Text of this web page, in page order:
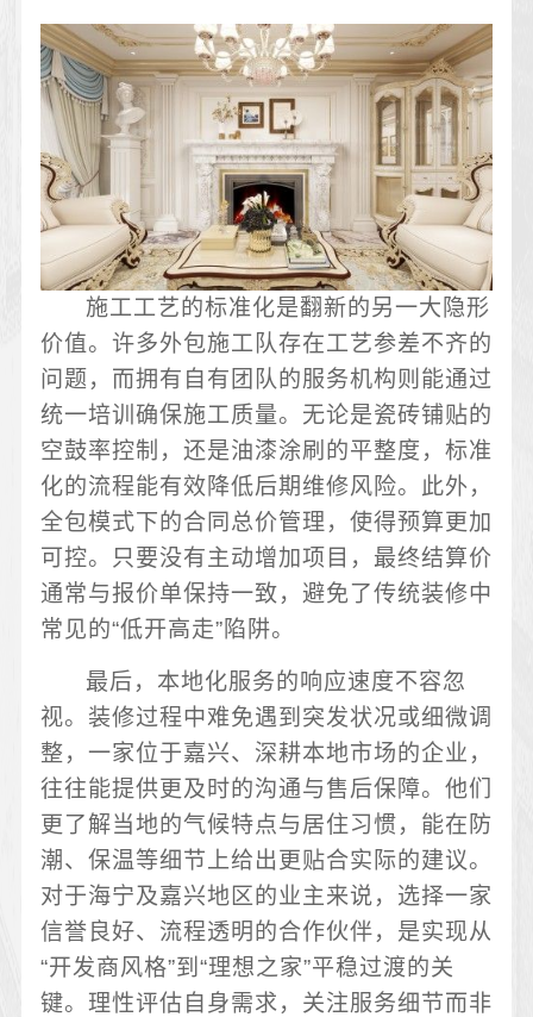
施工工艺的标准化是翻新的另一大隐形
价值。许多外包施工队存在工艺参差不齐的
问题，而拥有自有团队的服务机构则能通过
统一培训确保施工质量。无论是瓷砖铺贴的
空鼓率控制，还是油漆涂刷的平整度，标准
化的流程能有效降低后期维修风险。此外，
全包模式下的合同总价管理，使得预算更加
可控。只要没有主动增加项目，最终结算价
通常与报价单保持一致，避免了传统装修中
常见的“低开高走”陷阱。
最后，本地化服务的响应速度不容忽
视。装修过程中难免遇到突发状况或细微调
整，一家位于嘉兴、深耕本地市场的企业，
往往能提供更及时的沟通与售后保障。他们
更了解当地的气候特点与居住习惯，能在防
潮、保温等细节上给出更贴合实际的建议。
对于海宁及嘉兴地区的业主来说，选择一家
信誉良好、流程透明的合作伙伴，是实现从
“开发商风格”到“理想之家”平稳过渡的关
键。理性评估自身需求，关注服务细节而非